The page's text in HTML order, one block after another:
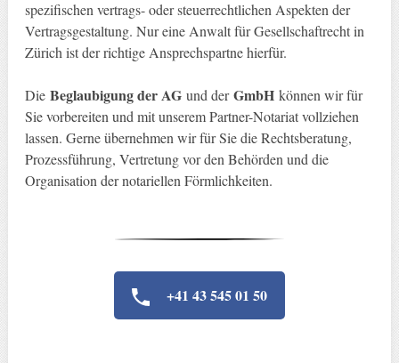
spezifischen vertrags- oder steuerrechtlichen Aspekten der
Vertragsgestaltung. Nur eine Anwalt für Gesellschaftrecht in
Zürich ist der richtige Ansprechspartne hierfür.
Die Beglaubigung der AGund derGmbHkönnen wir für
Sie vorbereiten und mit unserem Partner-Notariat vollziehen
lassen. Gerne übernehmen wir für Sie die Rechtsberatung,
Prozessführung, Vertretung vor den Behörden und die
Organisation der notariellen Förmlichkeiten.
+41 43 545 01 50